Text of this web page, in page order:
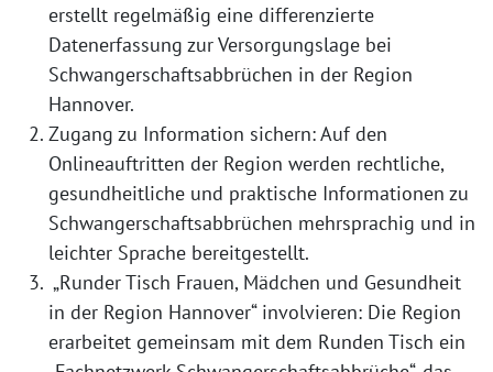
erstellt regelmäßig eine differenzierte
Datenerfassung zur Versorgungslage bei
Schwangerschaftsabbrüchen in der Region
Hannover.
Zugang zu Information sichern: Auf den
Onlineauftritten der Region werden rechtliche,
gesundheitliche und praktische Informationen zu
Schwangerschaftsabbrüchen mehrsprachig und in
leichter Sprache bereitgestellt.
„Runder Tisch Frauen, Mädchen und Gesundheit
in der Region Hannover“ involvieren: Die Region
erarbeitet gemeinsam mit dem Runden Tisch ein